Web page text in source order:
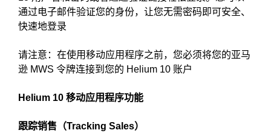
通过电子邮件验证您的身份，让您无需密码即可安全、
快速地登录
请注意：在使用移动应用程序之前，您必须将您的亚马
逊 MWS 令牌连接到您的 Helium 10 账户
Helium 10 移动应用程序功能
跟踪销售（Tracking Sales）